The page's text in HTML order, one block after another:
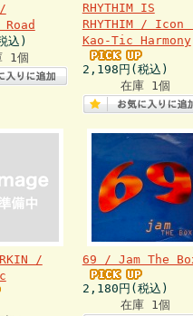
込)
1個
RHYTHIM IS
RHYTHIM / Icon
Kao-Tic Harmony
2,198円(税込)
在庫 1個
/
69 / Jam The
2,180円(税込)
在庫 1個